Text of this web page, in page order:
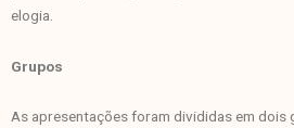
elogia.
Grupos
As apresentações foram divididas em dois